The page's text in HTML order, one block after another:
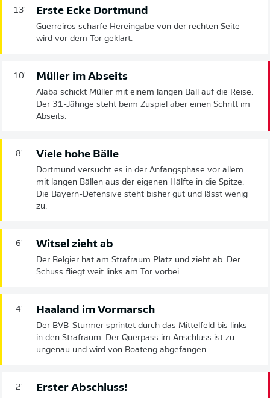
13' Erste Ecke Dortmund
Guerreiros scharfe Hereingabe von der rechten Seite
wird vor dem Tor geklärt.
10' Müller im Abseits
Alaba schickt Müller mit einem langen Ball auf die Reise.
Der 31-Jährige steht beim Zuspiel aber einen Schritt im
Abseits.
8' Viele hohe Bälle
Dortmund versucht es in der Anfangsphase vor allem
mit langen Bällen aus der eigenen Hälfte in die Spitze.
Die Bayern-Defensive steht bisher gut und lässt wenig
zu.
6' Witsel zieht ab
Der Belgier hat am Strafraum Platz und zieht ab. Der
Schuss fliegt weit links am Tor vorbei.
4' Haaland im Vormarsch
Der BVB-Stürmer sprintet durch das Mittelfeld bis links
in den Strafraum. Der Querpass im Anschluss ist zu
ungenau und wird von Boateng abgefangen.
2' Erster Abschluss!